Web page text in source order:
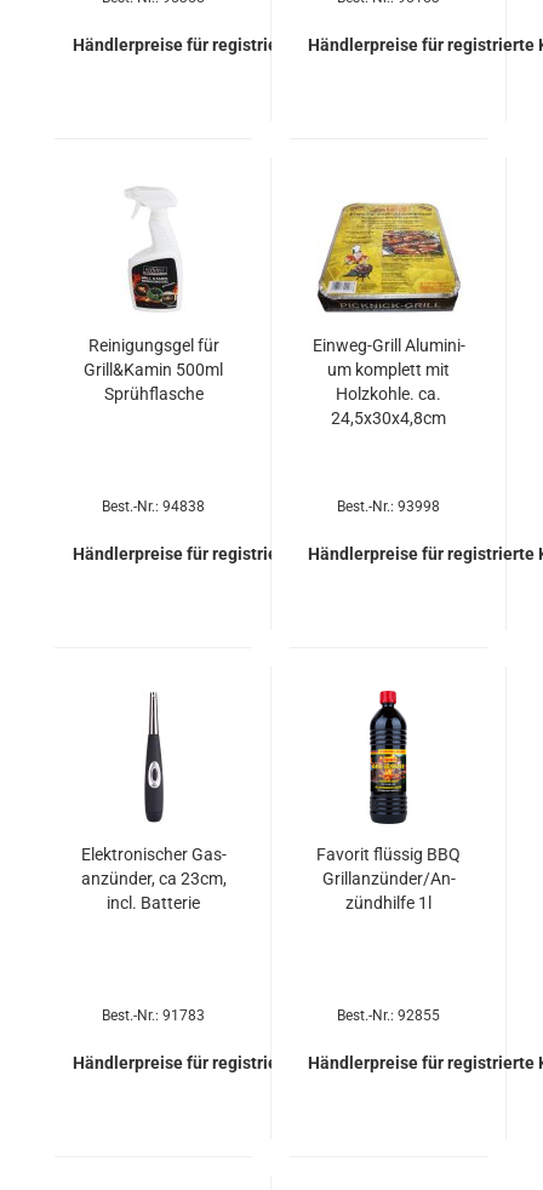
Händlerpreise für registrierte KundenHändlerpreise für registrierte
Rei­ni­gungs­gel für
Grill&Kamin 500ml
Sprüh­fla­sche
Best.-Nr.: 94838
Händlerpreise für registrierte Kunden
Einweg-​​Grill Alu­mi­ni­
um kom­plett mit
Holz­koh­le. ca.
24,5x30x4,8cm
Best.-Nr.: 93998
Händlerpreise für registrierte
Elek­tro­ni­scher Gas­
an­zün­der, ca 23cm,
incl. Bat­te­rie
Best.-Nr.: 91783
Händlerpreise für registrierte Kunden
Fa­vo­rit flüs­sig BBQ
Grill­an­zün­der/An­
zünd­hil­fe 1l
Best.-Nr.: 92855
Händlerpreise für registrierte